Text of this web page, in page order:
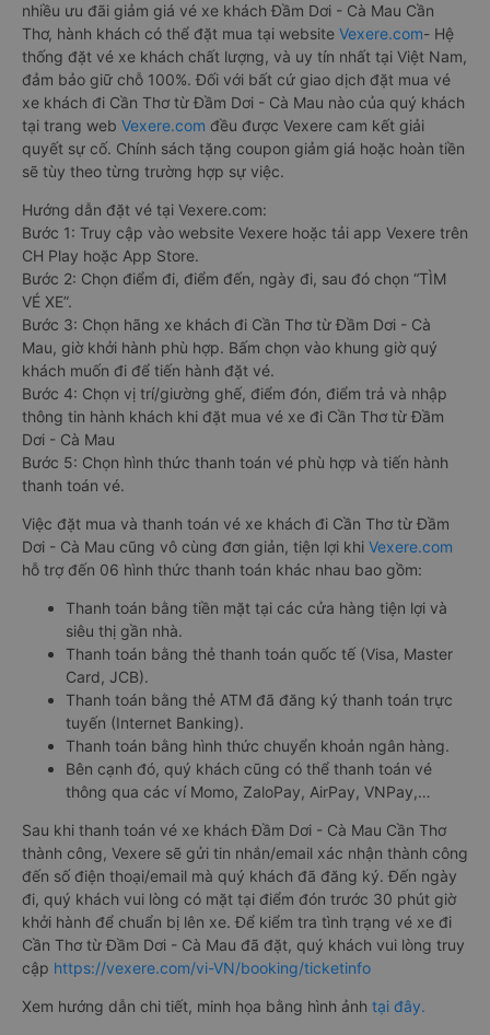
nhiều ưu đãi giảm giá vé xe khách Đầm Dơi - Cà Mau Cần
Thơ, hành khách có thể đặt mua tại website Vexere.com- Hệ
thống đặt vé xe khách chất lượng, và uy tín nhất tại Việt Nam,
đảm bảo giữ chỗ 100%. Đối với bất cứ giao dịch đặt mua vé
xe khách đi Cần Thơ từ Đầm Dơi - Cà Mau nào của quý khách
tại trang web Vexere.com đều được Vexere cam kết giải
quyết sự cố. Chính sách tặng coupon giảm giá hoặc hoàn tiền
sẽ tùy theo từng trường hợp sự việc.
Hướng dẫn đặt vé tại Vexere.com:
Bước 1: Truy cập vào website Vexere hoặc tải app Vexere trên
CH Play hoặc App Store.
Bước 2: Chọn điểm đi, điểm đến, ngày đi, sau đó chọn “TÌM
VÉ XE”.
Bước 3: Chọn hãng xe khách đi Cần Thơ từ Đầm Dơi - Cà
Mau, giờ khởi hành phù hợp. Bấm chọn vào khung giờ quý
khách muốn đi để tiến hành đặt vé.
Bước 4: Chọn vị trí/giường ghế, điểm đón, điểm trả và nhập
thông tin hành khách khi đặt mua vé xe đi Cần Thơ từ Đầm
Dơi - Cà Mau
Bước 5: Chọn hình thức thanh toán vé phù hợp và tiến hành
thanh toán vé.
Việc đặt mua và thanh toán vé xe khách đi Cần Thơ từ Đầm
Dơi - Cà Mau cũng vô cùng đơn giản, tiện lợi khi Vexere.com
hỗ trợ đến 06 hình thức thanh toán khác nhau bao gồm:
Thanh toán bằng tiền mặt tại các cửa hàng tiện lợi và
siêu thị gần nhà.
Thanh toán bằng thẻ thanh toán quốc tế (Visa, Master
Card, JCB).
Thanh toán bằng thẻ ATM đã đăng ký thanh toán trực
tuyến (Internet Banking).
Thanh toán bằng hình thức chuyển khoản ngân hàng.
Bên cạnh đó, quý khách cũng có thể thanh toán vé
thông qua các ví Momo, ZaloPay, AirPay, VNPay,…
Sau khi thanh toán vé xe khách Đầm Dơi - Cà Mau Cần Thơ
thành công, Vexere sẽ gửi tin nhắn/email xác nhận thành công
đến số điện thoại/email mà quý khách đã đăng ký. Đến ngày
đi, quý khách vui lòng có mặt tại điểm đón trước 30 phút giờ
khởi hành để chuẩn bị lên xe. Để kiểm tra tình trạng vé xe đi
Cần Thơ từ Đầm Dơi - Cà Mau đã đặt, quý khách vui lòng truy
cập https://vexere.com/vi-VN/booking/ticketinfo
Xem hướng dẫn chi tiết, minh họa bằng hình ảnh tại đây.